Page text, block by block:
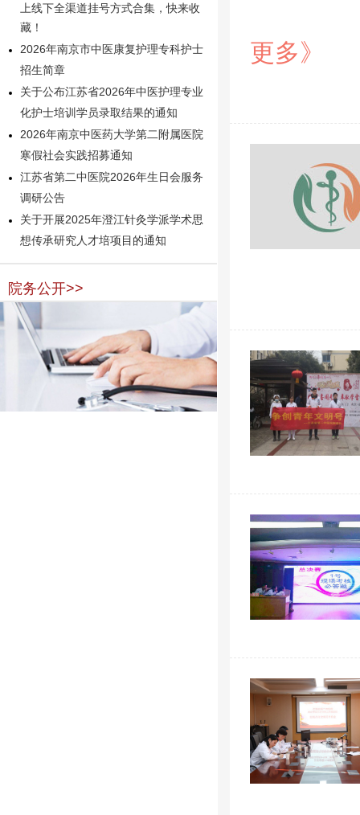
上线下全渠道挂号方式合集，快来收
藏！
2026年南京市中医康复护理专科护士
招生简章
关于公布江苏省2026年中医护理专业
化护士培训学员录取结果的通知
2026年南京中医药大学第二附属医院
寒假社会实践招募通知
江苏省第二中医院2026年生日会服务
调研公告
关于开展2025年澄江针灸学派学术思
想传承研究人才培项目的通知
院务公开>>
更多》